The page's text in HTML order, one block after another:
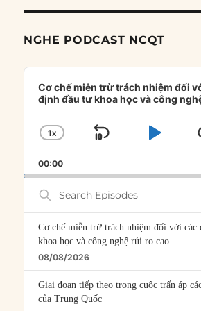
NGHE PODCAST NCQT
Audio
Player
Cơ chế miễn trừ trách nhiệm đối
định đầu tư khoa học và công
CHANGE
RATE
1X
SKIP
00:00
Search
Episodes
Cơ chế miễn trừ trách nhiệm đối với các
khoa học và công nghệ rủi ro cao
08/08/2026
Giai đoạn tiếp theo trong cuộc trấn áp
của Trung Quốc